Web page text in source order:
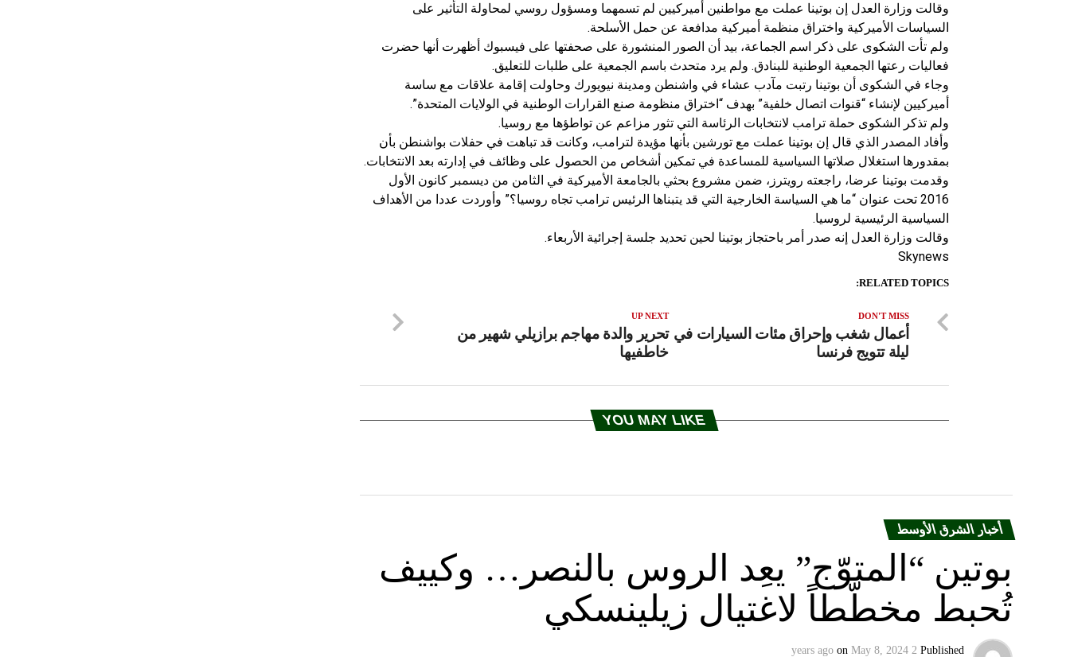
وقالت وزارة العدل إن بوتينا عملت مع مواطنين أميركيين لم تسمهما ومسؤول روسي لمحاولة التأثير على
السياسات الأميركية واختراق منظمة أميركية مدافعة عن حمل الأسلحة.
ولم تأت الشكوى على ذكر اسم الجماعة، بيد أن الصور المنشورة على صحفتها على فيسبوك أظهرت أنها حضرت
فعاليات رعتها الجمعية الوطنية للبنادق. ولم يرد متحدث باسم الجمعية على طلبات للتعليق.
وجاء في الشكوى أن بوتينا رتبت مآدب عشاء في واشنطن ومدينة نيويورك وحاولت إقامة علاقات مع ساسة
أميركيين لإنشاء “قنوات اتصال خلفية” بهدف “اختراق منظومة صنع القرارات الوطنية في الولايات المتحدة”.
ولم تذكر الشكوى حملة ترامب لانتخابات الرئاسة التي تثور مزاعم عن تواطؤها مع روسيا.
وأفاد المصدر الذي قال إن بوتينا عملت مع تورشين بأنها مؤيدة لترامب، وكانت قد تباهت في حفلات بواشنطن بأن
بمقدورها استغلال صلاتها السياسية للمساعدة في تمكين أشخاص من الحصول على وظائف في إدارته بعد الانتخابات.
وقدمت بوتينا عرضا، راجعته رويترز، ضمن مشروع بحثي بالجامعة الأميركية في الثامن من ديسمبر كانون الأول
2016 تحت عنوان “ما هي السياسة الخارجية التي قد يتبناها الرئيس ترامب تجاه روسيا؟” وأوردت عددا من الأهداف
السياسية الرئيسية لروسيا.
وقالت وزارة العدل إنه صدر أمر باحتجاز بوتينا لحين تحديد جلسة إجرائية الأربعاء.
Skynews
RELATED TOPICS:
UP NEXT
تحرير والدة مهاجم برازيلي شهير من
خاطفيها
DON'T MISS
أعمال شغب وإحراق مئات السيارات في
ليلة تتويج فرنسا
YOU MAY LIKE
أخبار الشرق الأوسط
بوتين “المتوّج” يعِد الروس بالنصر… وكييف
تُحبط مخطّطاً لاغتيال زيلينسكي
Published
2 years ago
on May 8, 2024